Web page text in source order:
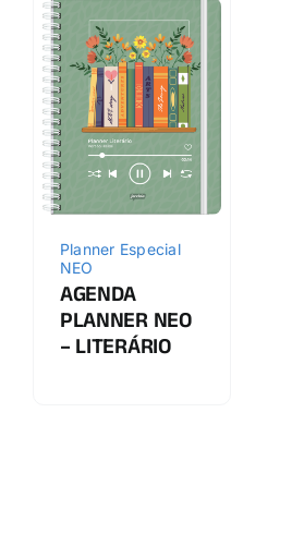
Planner Especial
NEO
AGENDA
PLANNER NEO
– LITERÁRIO